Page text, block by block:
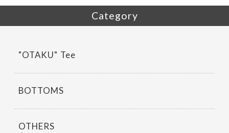
o
k
Category
"OTAKU" Tee
BOTTOMS
OTHERS